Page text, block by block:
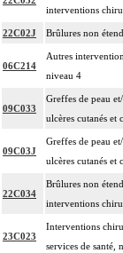
interventions
22C02J Brûlures non
06C214
Autres
niveau 4
09C033
Greffes de peau
ulcères cutanés et
09C03J
Greffes de peau
ulcères cutanés et
22C034
Brûlures non
interventions
23C023
Interventions
services de santé,